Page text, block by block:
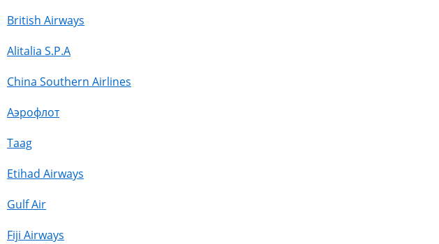
British Airways
Alitalia S.P.A
China Southern Airlines
Аэрофлот
Taag
Etihad Airways
Gulf Air
Fiji Airways